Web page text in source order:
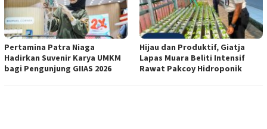
Pertamina Patra Niaga
Hadirkan Suvenir Karya UMKM
bagi Pengunjung GIIAS 2026
Hijau dan Produktif, Giatja
Lapas Muara Beliti Intensif
Rawat Pakcoy Hidroponik